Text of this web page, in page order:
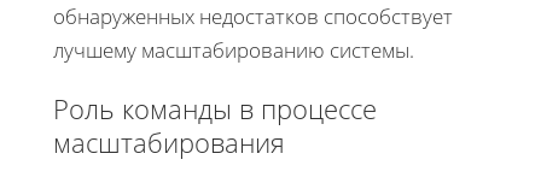
обнаруженных недостатков способствует
лучшему масштабированию системы.
Роль команды в процессе
масштабирования